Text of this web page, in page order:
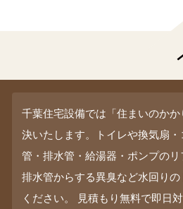
千葉住宅設備では「住まいのか
決いたします。トイレや換気扇
管・排水管・給湯器・ポンプの
排水管からする異臭など水回り
ください。 見積もり無料で即日